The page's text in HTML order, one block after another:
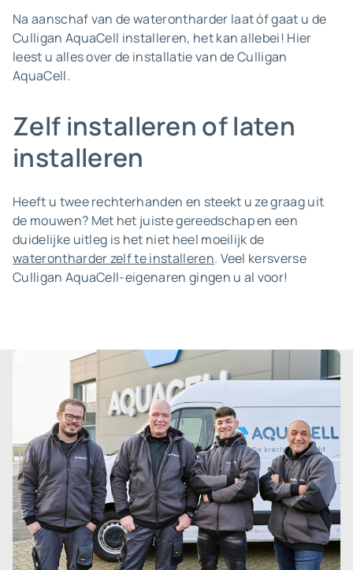
Na aanschaf van de waterontharder laat óf gaat u de
Culligan AquaCell installeren, het kan allebei! Hier
leest u alles over de installatie van de Culligan
AquaCell.
Zelf installeren of laten
installeren
Heeft u twee rechterhanden en steekt u ze graag uit
de mouwen? Met het juiste gereedschap en een
duidelijke uitleg is het niet heel moeilijk de
waterontharder zelf te installeren. Veel kersverse
Culligan AquaCell-eigenaren gingen u al voor!